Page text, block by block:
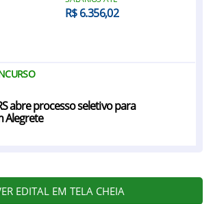
R$ 6.356,02
abre processo seletivo para
Alegrete
EDITAL EM TELA CHEIA